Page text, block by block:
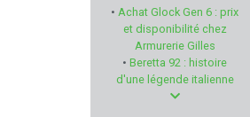
ALPHA ELITE
GEHMANN
• Achat Glock Gen 6 : prix
et disponibilité chez
Armurerie Gilles
• Beretta 92 : histoire
d'une légende italienne